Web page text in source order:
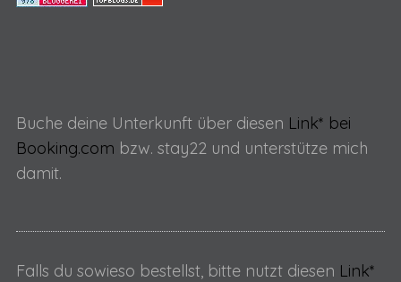
r
Buche deine Unterkunft über diesen Link* bei
Booking.com bzw. stay22 und unterstütze mich
damit.
Falls du sowieso bestellst, bitte nutzt diesen Link*